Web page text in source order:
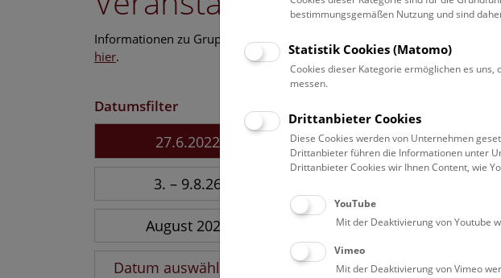
Informationen zu Gruppen,- Kindergarten- und Schulprogrammen finden
hier.
Datumsfilter
27.6.2022
3. – 9.8.26
August 2026
Datum auswählen
Erwachsene (0)
Familien (0)
bestimmungsgemäßen Nutzung und sind
Statistik Cookies (Matomo)
Cookies dieser Kategorie ermöglichen es
messen.
Drittanbieter Cookies
Diese Cookies werden von Unternehmen
Drittanbieter führen die Informationen unter
Drittanbieter Cookies wir Ihnen Content, wie
YouTube
Mit der Deaktivierung von Youtube
Vimeo
Mit der Deaktivierung von Vimeo